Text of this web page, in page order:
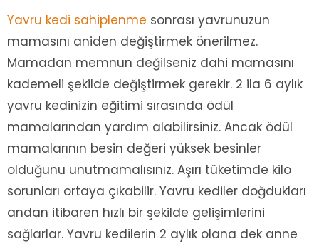
Yavru kedi sahiplenme sonrası yavrunuzun
mamasını aniden değiştirmek önerilmez.
Mamadan memnun değilseniz dahi mamasını
kademeli şekilde değiştirmek gerekir. 2 ila 6 aylık
yavru kedinizin eğitimi sırasında ödül
mamalarından yardım alabilirsiniz. Ancak ödül
mamalarının besin değeri yüksek besinler
olduğunu unutmamalısınız. Aşırı tüketimde kilo
sorunları ortaya çıkabilir. Yavru kediler doğdukları
andan itibaren hızlı bir şekilde gelişimlerini
sağlarlar. Yavru kedilerin 2 aylık olana dek anne